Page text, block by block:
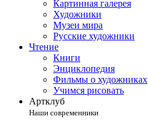
Картинная галерея
Художники
Музеи мира
Русские художники
Чтение
Книги
Энциклопедия
Фильмы о художниках
Учимся рисовать
Артклуб
Наши современники